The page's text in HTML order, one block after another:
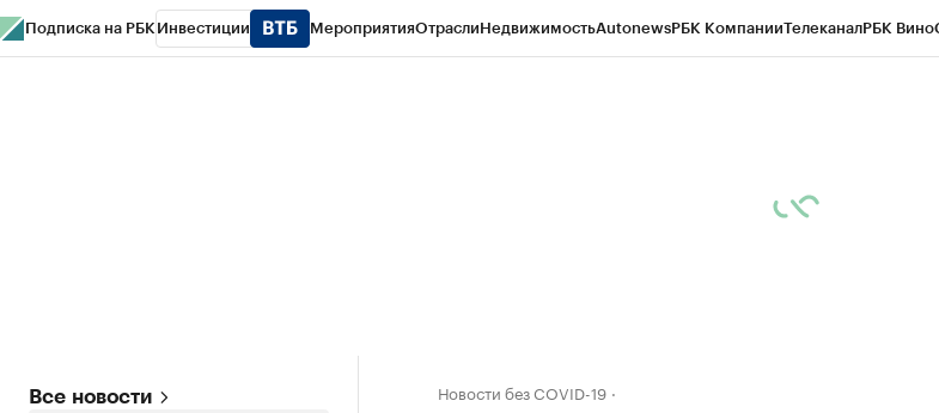
Подписка на РБК Инвестиции МероприятияОтраслиНедвижимостьAutonewsРБК КомпанииТелеканалРБК Вино
Все новости Новости без COVID-19